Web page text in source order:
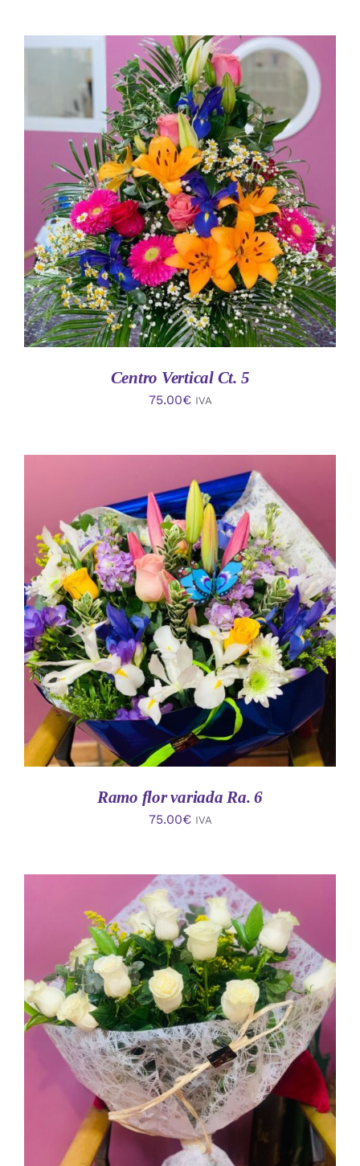
AÑADIR AL CARRITO
/
DETALLES
Centro Vertical Ct. 5
75.00€ IVA
AÑADIR AL CARRITO
/
DETALLES
Ramo flor variada Ra. 6
75.00€ IVA
AÑADIR AL CARRITO
/
DETALLES